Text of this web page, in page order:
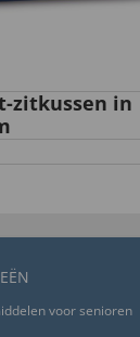
zitkussen in
voor senioren